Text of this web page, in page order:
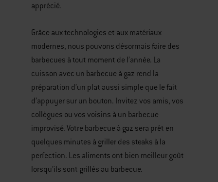
apprécié.
Grâce aux technologies et aux matériaux
modernes, nous pouvons désormais faire des
barbecues à tout moment de l’année. La
cuisson avec un barbecue à gaz rend la
préparation d’un plat aussi simple que le fait
d’appuyer sur un bouton. Invitez vos amis, vos
collègues ou vos voisins à un barbecue
improvisé. Votre barbecue à gaz sera prêt en
quelques minutes à griller des steaks à la
perfection. Les aliments ont bien meilleur goût
lorsqu’ils sont grillés au barbecue.